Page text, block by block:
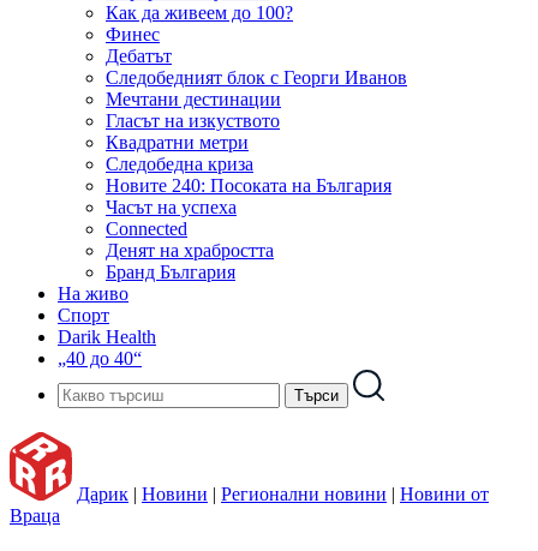
Как да живеем до 100?
Финес
Дебатът
Следобедният блок с Георги Иванов
Мечтани дестинации
Гласът на изкуството
Квадратни метри
Следобедна криза
Новите 240: Посоката на България
Часът на успеха
Connected
Денят на храбростта
Бранд България
На живо
Спорт
Darik Health
„40 до 40“
Дарик | Новини | Регионални новини | Новини от
Враца